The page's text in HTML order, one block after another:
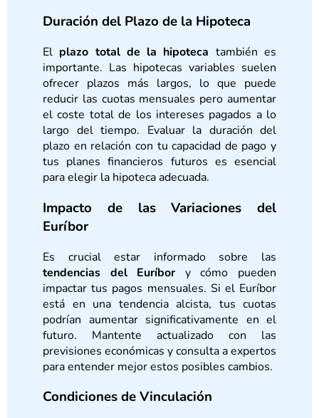
Duración del Plazo de la Hipoteca
El plazo total de la hipoteca también es
importante. Las hipotecas variables suelen
ofrecer plazos más largos, lo que puede
reducir las cuotas mensuales pero aumentar
el coste total de los intereses pagados a lo
largo del tiempo. Evaluar la duración del
plazo en relación con tu capacidad de pago y
tus planes financieros futuros es esencial
para elegir la hipoteca adecuada.
Impacto de las Variaciones del
Euríbor
Es crucial estar informado sobre las
tendencias del Euríbory cómo pueden
impactar tus pagos mensuales. Si el Euríbor
está en una tendencia alcista, tus cuotas
podrían aumentar significativamente en el
futuro. Mantente actualizado con las
previsiones económicas y consulta a expertos
para entender mejor estos posibles cambios.
Condiciones de Vinculación